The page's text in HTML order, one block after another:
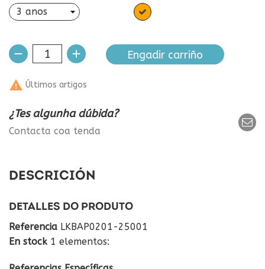
Laranxa
Engadir carriño
 Últimos artigos
¿Tes algunha dúbida?
Contacta coa tenda
DESCRICIÓN
DETALLES DO PRODUTO
Referencia LKBAP0201-25001
En stock 1 elementos: